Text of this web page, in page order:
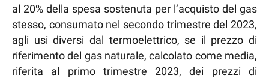
al 20% della spesa sostenuta per l’acquisto del gas
stesso, consumato nel secondo trimestre del 2023,
agli usi diversi dal termoelettrico, se il prezzo di
riferimento del gas naturale, calcolato come media,
riferita al primo trimestre 2023, dei prezzi di